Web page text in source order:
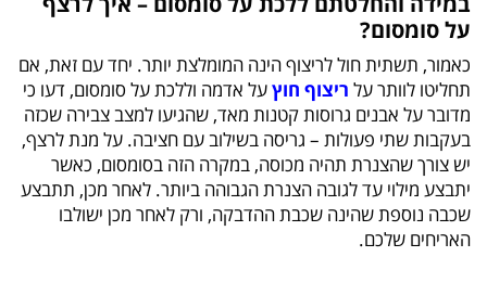
על סומסום?
כאמור, תשתית חול לריצוף הינה המומלצת יותר. יחד עם זאת, אם
תחליטו לוותר על ריצוף חוץעל אדמה וללכת על סומסום, דעו כי
מדובר על אבנים גרוסות קטנות מאד, שהגיעו למצב צבירה שכזה
בעקבות שתי פעולות – גריסה בשילוב עם חציבה. על מנת לרצף,
יש צורך שהצנרת תהיה מכוסה, במקרה הזה בסומסום, כאשר
יתבצע מילוי עד לגובה הצנרת הגבוהה ביותר. לאחר מכן, תתבצע
שכבה נוספת שהינה שכבת ההדבקה, ורק לאחר מכן ישולבו
האריחים שלכם.